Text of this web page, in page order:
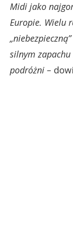
Midi jako
Europie. Wielu
silnym
podróżni –